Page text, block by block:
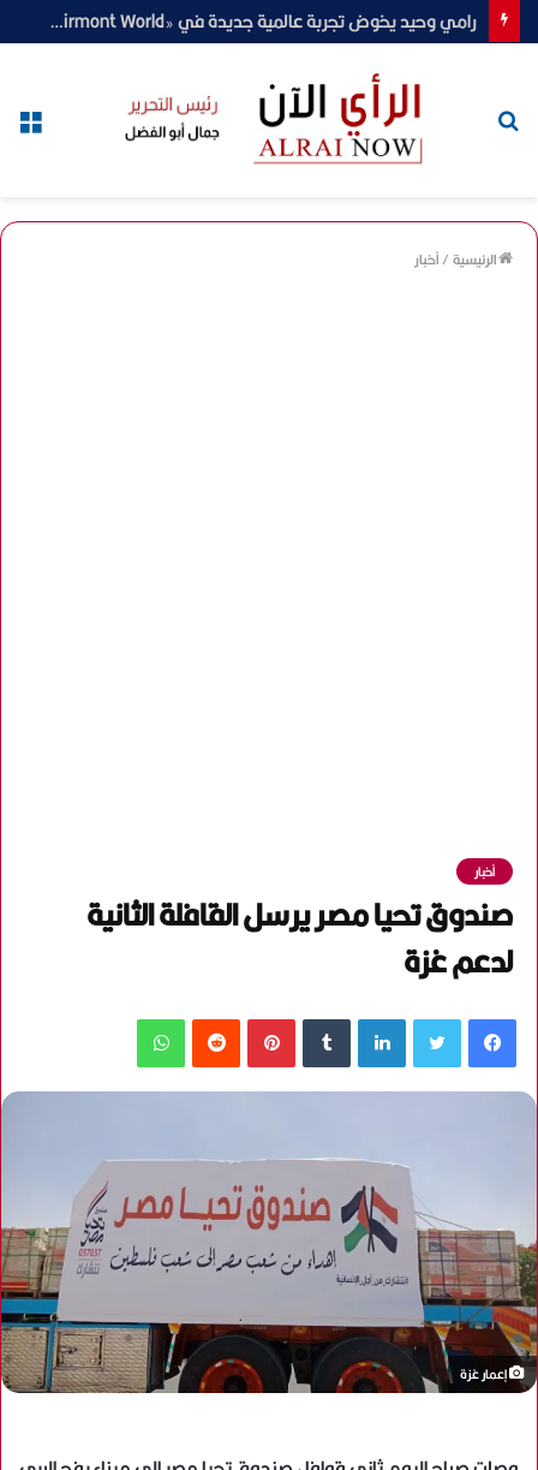
رامي وحيد يخوض تجربة عالمية جديدة في «Clairmont World».. ويكشف تفاصيل دوره ومسؤوليته أمام الجمهور العالمي(حوار)
الرئيسية/أخبار
أخبار
صندوق تحيا مصر يرسل القافلة الثانية
لدعم غزة
فيسبوك لينكدإن بينتيريست
إعمار غزة